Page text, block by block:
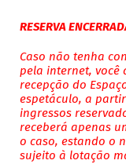
RESERVA
Caso não tenha
pela internet, você
recepção do
espetáculo, a
ingressos
receberá apenas
o caso, estando o
sujeito à lotação